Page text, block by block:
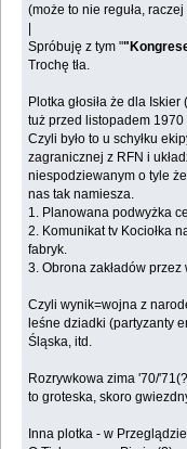
(może to nie reguła, raczej
|
Spróbuję z tym "
Trochę tła.
Plotka głosiła że dla
tuż przed listopadem 1970
Czyli było to u schyłku
zagranicznej z RFN i
niespodziewanym o tyle
nas tak namiesza.
1. Planowana podwyżka
2. Komunikat tv Kociołka
fabryk.
3. Obrona zakładów przez
Czyli wynik=wojna z
leśne dziadki (partyzanty
Śląska, itd.
Rozrywkowa zima '70/
to groteska, skoro
Inna plotka - w